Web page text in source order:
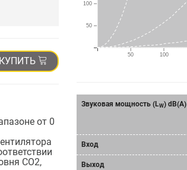
КУПИТЬ
от 0
CO2,
50 100
100
50
Звуковая мощность (LW) dB(A)
Bход
Bыход